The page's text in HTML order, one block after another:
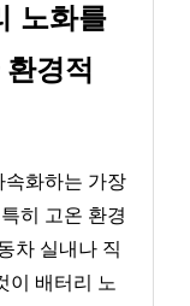
노화를
경적
속화하는 가장
히 고온 환경
차 실내나 직
이 배터리 노